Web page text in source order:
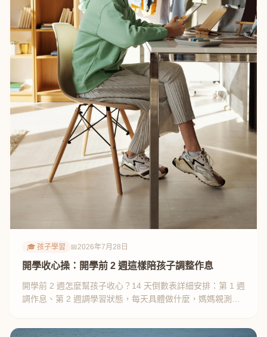
🎓 孩子學習 📅2026年7月28日
開學收心操：開學前 2 週這樣陪孩子調整作息
開學前 2 週怎麼幫孩子收心？14 天倒數表詳細安排：第 1 週
調作息、第 2 週調學習狀態，每天具體做什麼，媽媽親測有